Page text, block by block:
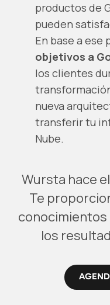
productos de
pueden
En base a ese
objetivos a
los clientes
nueva
transferir tu
Nube.
Wursta hace
Te
los